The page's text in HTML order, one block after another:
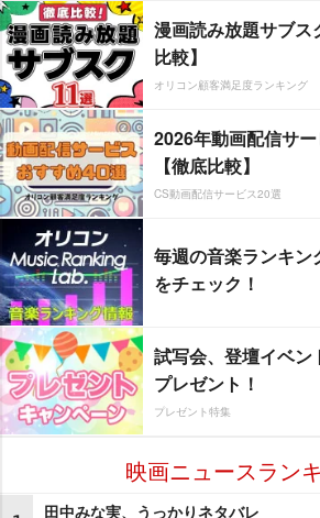
漫画読み放題サブ
比較】
オリコン顧客満足度ランキング
2026年動画配信サ
【徹底比較】
CS動画配信サービス20選
毎週の音楽ランキ
をチェック！
試写会、登壇イベ
プレゼント！
プレゼント特集
映画ニュースラン
田中みな実、うっかりネタバレ